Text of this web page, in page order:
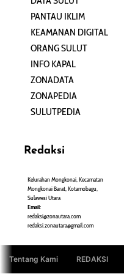
PANTAU IKLIM
KEAMANAN DIGITAL
ORANG SULUT
INFO KAPAL
ZONADATA
ZONAPEDIA
SULUTPEDIA
Redaksi
Kelurahan Mongkonai, Kecamatan
Mongkonai Barat, Kotamobagu,
Sulawesi Utara
Email:
redaksi@zonautara.com
redaksi.zonautara@gmail.com
Tentang Kami REDAKSI